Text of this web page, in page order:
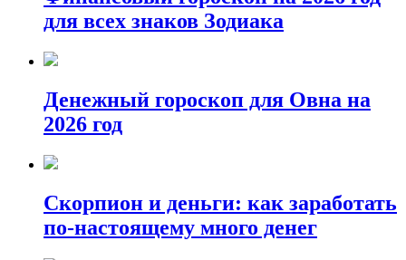
для всех знаков Зодиака
Денежный гороскоп для Овна на
2026 год
Скорпион и деньги: как заработать
по-настоящему много денег